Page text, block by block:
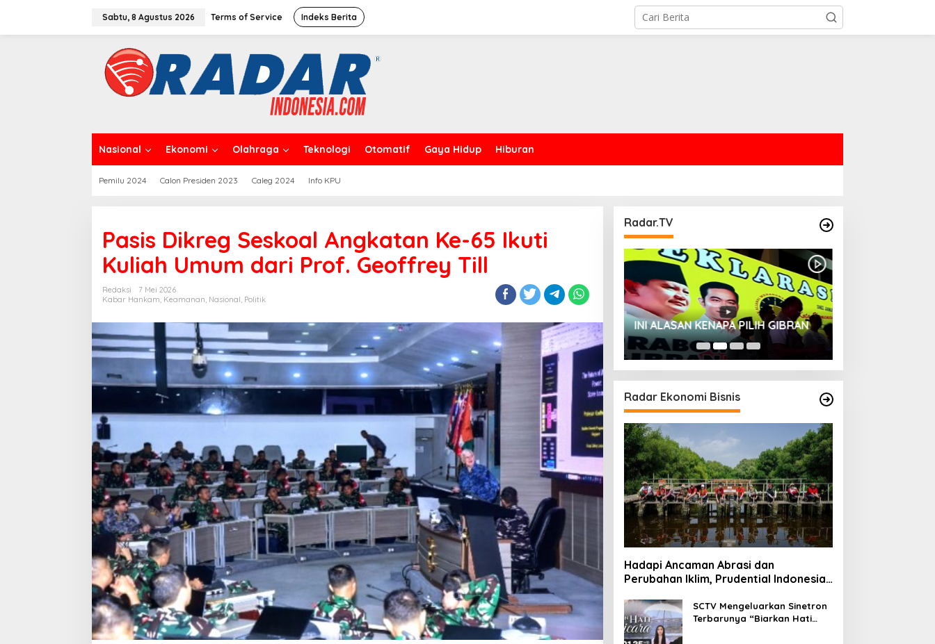
Sabtu, 8 Agustus 2026 Terms of Service Indeks Berita
Nasional Ekonomi Olahraga Teknologi Otomatif Gaya Hidup Hiburan
Pemilu 2024 Calon Presiden 2023 Caleg 2024 Info KPU
Pasis Dikreg Seskoal Angkatan Ke-65 Ikuti
Kuliah Umum dari Prof. Geoffrey Till
Redaksi
7 Mei 2026
Kabar Hankam, Keamanan, Nasional, Politik
Radar.TV
INI ALASAN KENAPA PILIH GIBRAN
Radar Ekonomi Bisnis
Hadapi Ancaman Abrasi dan
Perubahan Iklim, Prudential Indonesia
Jakarta
SCTV Mengeluarkan Sinetron
Terbarunya “Biarkan Hati